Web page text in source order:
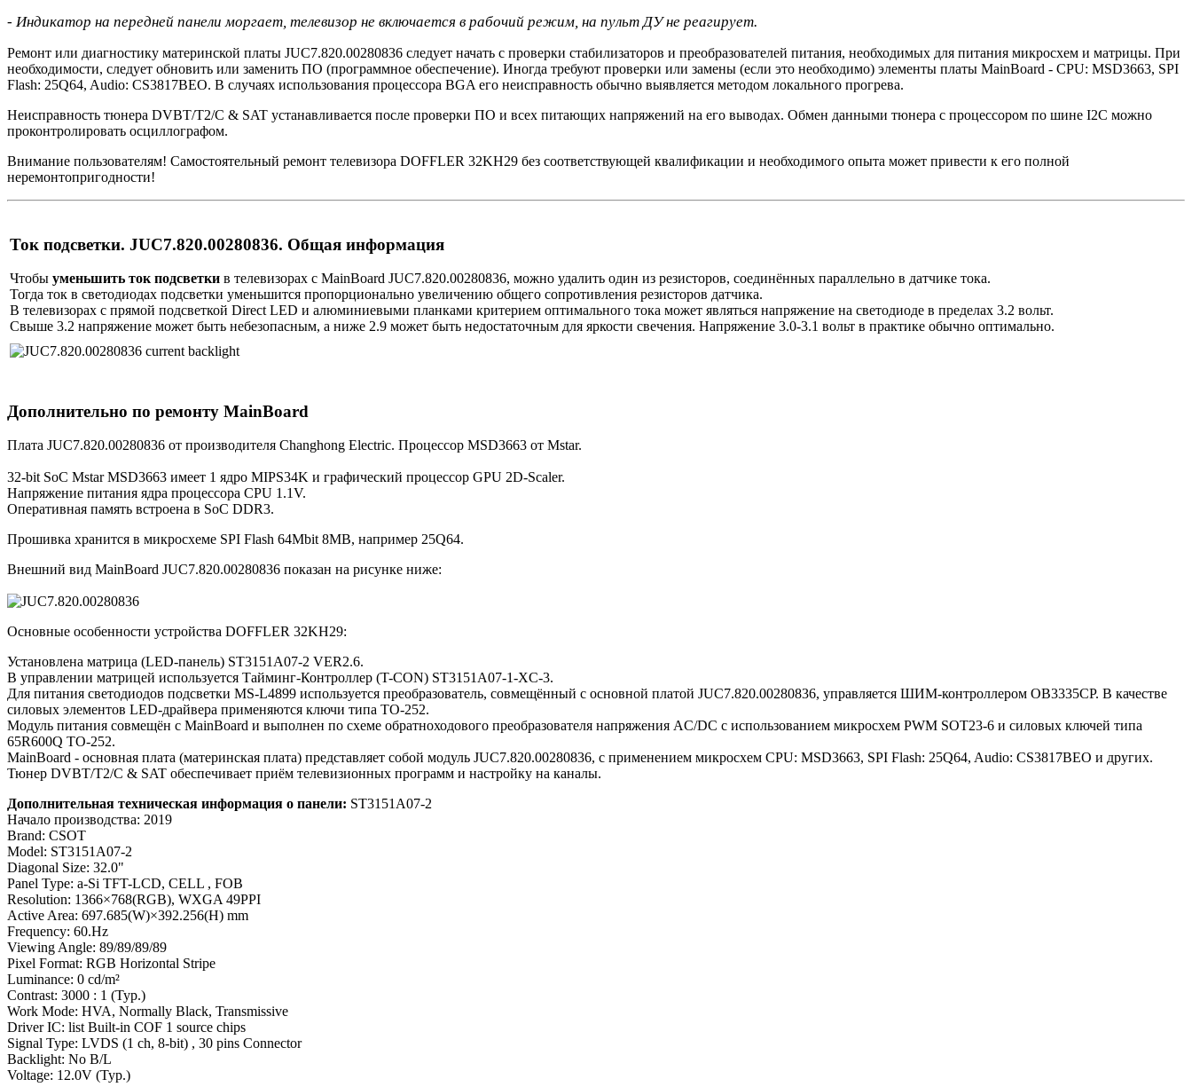
- Индикатор на передней панели моргает, телевизор не включается в рабочий режим, на пульт ДУ не реагирует.
Ремонт или диагностику материнской платы JUC7.820.00280836 следует начать с проверки стабилизаторов и преобразователей питания, необходимых для питания микросхем и матрицы. При
необходимости, следует обновить или заменить ПО (программное обеспечение). Иногда требуют проверки или замены (если это необходимо) элементы платы MainBoard - CPU: MSD3663, SPI
Flash: 25Q64, Audio: CS3817BEO. В случаях использования процессора BGA его неисправность обычно выявляется методом локального прогрева.
Неисправность тюнера DVBT/T2/C & SAT устанавливается после проверки ПО и всех питающих напряжений на его выводах. Обмен данными тюнера с процессором по шине I2C можно
проконтролировать осциллографом.
Внимание пользователям! Самостоятельный ремонт телевизора DOFFLER 32KH29 без соответствующей квалификации и необходимого опыта может привести к его полной
неремонтопригодности!
Ток подсветки. JUC7.820.00280836. Общая информация
Чтобы уменьшить ток подсветки в телевизорах с MainBoard JUC7.820.00280836, можно удалить один из резисторов, соединённых параллельно в датчике тока.
Тогда ток в светодиодах подсветки уменьшится пропорционально увеличению общего сопротивления резисторов датчика.
В телевизорах с прямой подсветкой Direct LED и алюминиевыми планками критерием оптимального тока может являться напряжение на светодиоде в пределах 3.2 вольт.
Свыше 3.2 напряжение может быть небезопасным, а ниже 2.9 может быть недостаточным для яркости свечения. Напряжение 3.0-3.1 вольт в практике обычно оптимально.
Дополнительно по ремонту MainBoard
Плата JUC7.820.00280836 от производителя Changhong Electric. Процессор MSD3663 от Mstar.
32-bit SoC Mstar MSD3663 имеет 1 ядро MIPS34K и графический процессор GPU 2D-Scaler.
Напряжение питания ядра процессора CPU 1.1V.
Оперативная память встроена в SoC DDR3.
Прошивка хранится в микросхеме SPI Flash 64Mbit 8MB, например 25Q64.
Внешний вид MainBoard JUC7.820.00280836 показан на рисунке ниже:
Основные особенности устройства DOFFLER 32KH29:
Установлена матрица (LED-панель) ST3151A07-2 VER2.6.
В управлении матрицей используется Тайминг-Контроллер (T-CON) ST3151A07-1-XC-3.
Для питания светодиодов подсветки MS-L4899 используется преобразователь, совмещённый с основной платой JUC7.820.00280836, управляется ШИМ-контроллером OB3335CP. В качестве
силовых элементов LED-драйвера применяются ключи типа TO-252.
Модуль питания совмещён с MainBoard и выполнен по схеме обратноходового преобразователя напряжения AC/DC c использованием микросхем PWM SOT23-6 и силовых ключей типа
65R600Q TO-252.
MainBoard - основная плата (материнская плата) представляет собой модуль JUC7.820.00280836, с применением микросхем CPU: MSD3663, SPI Flash: 25Q64, Audio: CS3817BEO и других.
Тюнер DVBT/T2/C & SAT обеспечивает приём телевизионных программ и настройку на каналы.
Дополнительная техническая информация о панели: ST3151A07-2
Начало производства: 2019
Brand: CSOT
Model: ST3151A07-2
Diagonal Size: 32.0"
Panel Type: a-Si TFT-LCD, CELL , FOB
Resolution: 1366×768(RGB), WXGA 49PPI
Active Area: 697.685(W)×392.256(H) mm
Frequency: 60.Hz
Viewing Angle: 89/89/89/89
Pixel Format: RGB Horizontal Stripe
Luminance: 0 cd/m²
Contrast: 3000 : 1 (Typ.)
Work Mode: HVA, Normally Black, Transmissive
Driver IC: list Built-in COF 1 source chips
Signal Type: LVDS (1 ch, 8-bit) , 30 pins Connector
Backlight: No B/L
Voltage: 12.0V (Typ.)